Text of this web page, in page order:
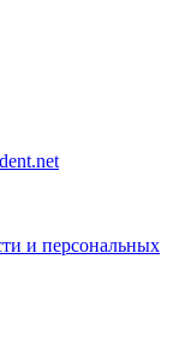
и персональных